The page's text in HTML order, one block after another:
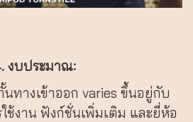
งบประมาณ:
นทางเข้าออก varies ขึ้นอยู่กับ
ช้งาน ฟังก์ชั่นเพิ่มเติม และยี่ห้อ